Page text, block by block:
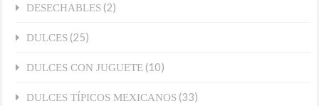
DESECHABLES (2)
DULCES (25)
DULCES CON JUGUETE (10)
DULCES TÍPICOS MEXICANOS (33)